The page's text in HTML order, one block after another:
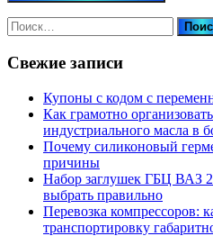
Найти:
Свежие записи
Купоны c кодом с
Как грамотно
индустриального масла в
Почему силиконовый
причины
Набор заглушек ГБЦ ВАЗ
выбрать правильно
Перевозка компрессоров:
транспортировку